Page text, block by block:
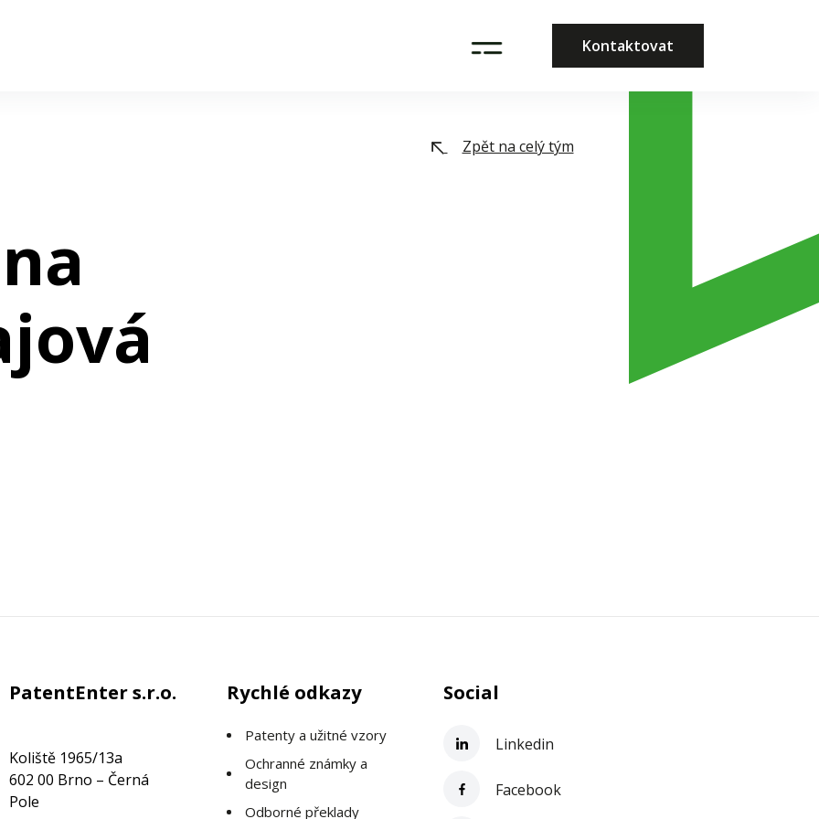
Kontaktovat
Zpět na celý tým
PatentEnter s.r.o.
Koliště 1965/13a
602 00 Brno – Černá
Pole
Rychlé odkazy
Patenty a užitné vzory
Ochranné známky a
design
Odborné překlady
Social
Linkedin
Facebook